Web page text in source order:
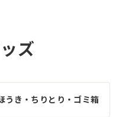
ズ
うき・ちりとり・ゴミ箱